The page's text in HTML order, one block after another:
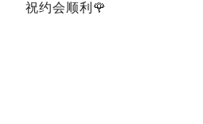
祝约会顺利🌹